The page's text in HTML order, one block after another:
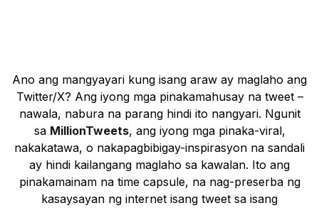
Ano ang mangyayari kung isang araw ay maglaho ang
Twitter/X? Ang iyong mga pinakamahusay na tweet –
nawala, nabura na parang hindi ito nangyari. Ngunit
sa MillionTweets, ang iyong mga pinaka-viral,
nakakatawa, o nakapagbibigay-inspirasyon na sandali
ay hindi kailangang maglaho sa kawalan. Ito ang
pinakamainam na time capsule, na nag-preserba ng
kasaysayan ng internet isang tweet sa isang